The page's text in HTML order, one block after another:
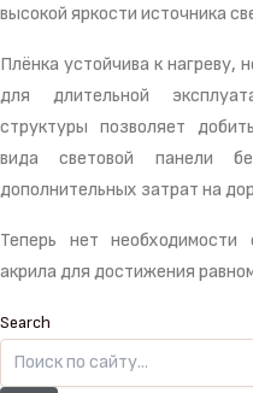
высокой яркости источника
Плёнка устойчива к нагреву,
для длительной
структуры позволяет
вида световой панели
дополнительных затрат на
Теперь нет необходимости
акрила для достижения
Search